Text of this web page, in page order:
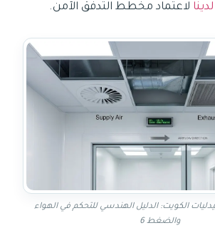
لاعتماد مخطط التدفق الآمن.
الكويت: الدليل الهندسي للتحكم في الهواء
والضغط 6